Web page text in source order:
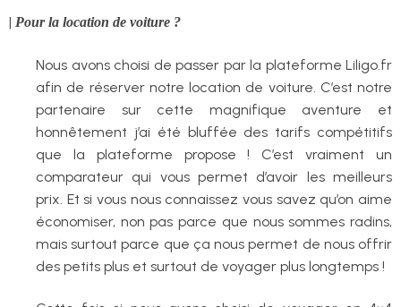
| Pour la location de voiture ?
Nous avons choisi de passer par la plateforme Liligo.fr
afin de réserver notre location de voiture. C’est notre
partenaire sur cette magnifique aventure et
honnêtement j’ai été bluffée des tarifs compétitifs
que la plateforme propose ! C’est vraiment un
comparateur qui vous permet d’avoir les meilleurs
prix. Et si vous nous connaissez vous savez qu’on aime
économiser, non pas parce que nous sommes radins,
mais surtout parce que ça nous permet de nous offrir
des petits plus et surtout de voyager plus longtemps !